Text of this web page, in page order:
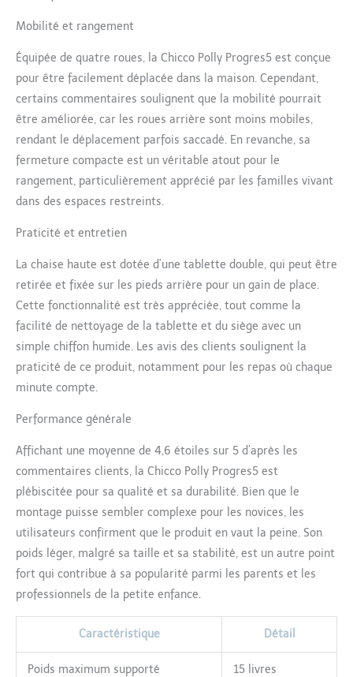
roues APPROUVÉ : Selon
les tests, le biberon est
accepté par 96% des
bébés dès le début (test
réalisé sur 50 mères et
bébés de 0-3 mois en
Italie en 2016)
Mobilité et rangement
Équipée de quatre roues, la Chicco Polly Progres5 est conçue
pour être facilement déplacée dans la maison. Cependant,
certains commentaires soulignent que la mobilité pourrait
être améliorée, car les roues arrière sont moins mobiles,
rendant le déplacement parfois saccadé. En revanche, sa
fermeture compacte est un véritable atout pour le
rangement, particulièrement apprécié par les familles vivant
dans des espaces restreints.
Praticité et entretien
La chaise haute est dotée d’une tablette double, qui peut être
retirée et fixée sur les pieds arrière pour un gain de place.
Cette fonctionnalité est très appréciée, tout comme la
facilité de nettoyage de la tablette et du siège avec un
simple chiffon humide. Les avis des clients soulignent la
praticité de ce produit, notamment pour les repas où chaque
minute compte.
Performance générale
Affichant une moyenne de 4,6 étoiles sur 5 d’après les
commentaires clients, la Chicco Polly Progres5 est
plébiscitée pour sa qualité et sa durabilité. Bien que le
montage puisse sembler complexe pour les novices, les
utilisateurs confirment que le produit en vaut la peine. Son
poids léger, malgré sa taille et sa stabilité, est un autre point
fort qui contribue à sa popularité parmi les parents et les
professionnels de la petite enfance.
Caractéristique Détail
Poids maximum supporté 15 livres